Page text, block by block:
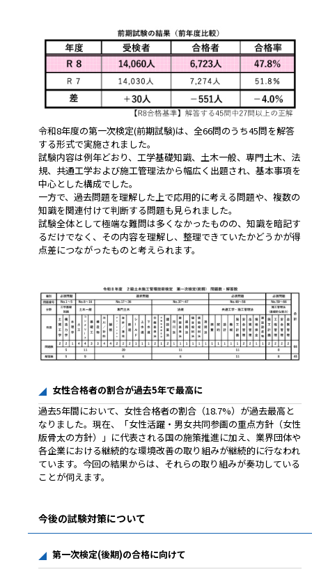
令和8年度の第⼀次検定(前期試験)は、全66問のうち45問を解答
する形式で実施されました。
試験内容は例年どおり、工学基礎知識、土木一般、専門土木、法
規、共通工学および施工管理法から幅広く出題され、基本事項を
中心とした構成でした。
一方で、過去問題を理解した上で応用的に考える問題や、複数の
知識を関連付けて判断する問題も見られました。
試験全体として極端な難問は多くなかったものの、知識を暗記す
るだけでなく、その内容を理解し、整理できていたかどうかが得
点差につながったものと考えられます。
女性合格者の割合が過去5年で最高に
過去5年間において、女性合格者の割合（18.7%）が過去最高と
なりました。現在、「女性活躍・男女共同参画の重点方針（女性
版骨太の方針）」に代表される国の施策推進に加え、業界団体や
各企業における継続的な環境改善の取り組みが継続的に行なわれ
ています。今回の結果からは、それらの取り組みが奏功している
ことが伺えます。
今後の試験対策について
第一次検定(後期)の合格に向けて